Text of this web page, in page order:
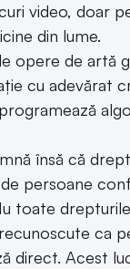
video, doar
din lume.
opere de artă
cu adevărat
însă că
persoane
toate
ca
direct. Acest